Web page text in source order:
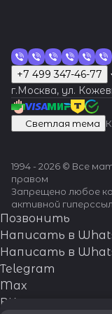
и
+7 499 347-46-77
г.Москва, ул.
Светлая тема
1994 - 2026 © Все
правом
Запрещено любое
активной
Позвонить
Написать в
Написать в
Telegram
Max
ВКонтакте